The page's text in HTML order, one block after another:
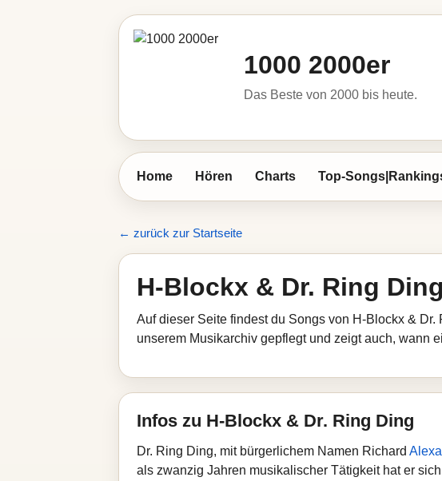
1000 2000er
Das Beste von 2000 bis heute.
Home Hören Charts Top-
← zurück zur Startseite
H-Blockx & Dr. Ring Ding
Auf dieser Seite findest du Songs von H-Blockx &
unserem Musikarchiv gepflegt und zeigt auch, wann
Infos zu H-Blockx & Dr. Ring Ding
Dr. Ring Ding, mit bürgerlichem Namen Richard
als zwanzig Jahren musikalischer Tätigkeit hat er